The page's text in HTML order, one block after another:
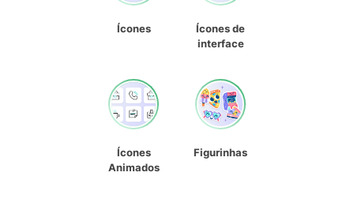
Ícones
Ícones de
interface
Ícones
Animados
Figurinhas